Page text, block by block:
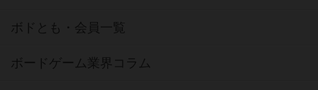
ボドとも・会員一覧
ボードゲーム業界コラム